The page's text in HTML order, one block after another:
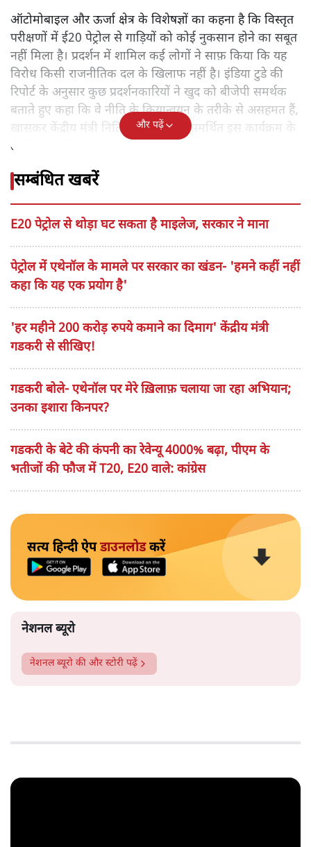
ऑटोमोबाइल और ऊर्जा क्षेत्र के विशेषज्ञों का कहना है कि विस्तृत
परीक्षणों में ई20 पेट्रोल से गाड़ियों को कोई नुकसान होने का सबूत
नहीं मिला है। प्रदर्शन में शामिल कई लोगों ने साफ़ किया कि यह
विरोध किसी राजनीतिक दल के खिलाफ नहीं है। इंडिया टुडे की
रिपोर्ट के अनुसार कुछ प्रदर्शनकारियों ने खुद को बीजेपी समर्थक
बताते हुए कहा कि वे नीति के क्रियान्वयन के तरीके से असहमत हैं,
खासकर केंद्रीय मंत्री नितिन गडकरी द्वारा समर्थित इस कार्यक्रम के
तेजी से लागू किए जाने से।
और पढ़ें
सम्बंधित खबरें
E20 पेट्रोल से थोड़ा घट सकता है माइलेज, सरकार ने माना
पेट्रोल में एथेनॉल के मामले पर सरकार का खंडन- 'हमने कहीं नहीं
कहा कि यह एक प्रयोग है'
'हर महीने 200 करोड़ रुपये कमाने का दिमाग' केंद्रीय मंत्री
गडकरी से सीखिए!
गडकरी बोले- एथेनॉल पर मेरे ख़िलाफ़ चलाया जा रहा अभियान;
उनका इशारा किनपर?
गडकरी के बेटे की कंपनी का रेवेन्यू 4000% बढ़ा, पीएम के
भतीजों की फौज में T20, E20 वाले: कांग्रेस
सत्य हिन्दी ऐपडाउनलोडकरें
नेशनल ब्यूरो
नेशनल ब्यूरो की और स्टोरी पढ़ें